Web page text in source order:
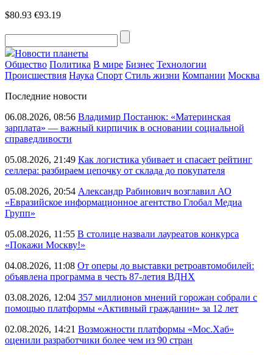
$80.93 €93.19
Новости планеты
Общество Политика В мире Бизнес Технологии
Происшествия Наука Спорт Стиль жизни Компании Москва
Последние новости
06.08.2026, 08:56 Владимир Постанюк: «Материнская
зарплата» — важный кирпичик в основании социальной
справедливости
05.08.2026, 21:49 Как логистика убивает и спасает рейтинг
селлера: разбираем цепочку от склада до покупателя
05.08.2026, 20:54 Александр Рабинович возглавил АО
«Евразийское информационное агентство Глобал Медиа
Групп»
05.08.2026, 11:55 В столице назвали лауреатов конкурса
«Покажи Москву!»
04.08.2026, 11:08 От оперы до выставки ретроавтомобилей:
объявлена программа в честь 87-летия ВДНХ
03.08.2026, 12:04 357 миллионов мнений горожан собрали с
помощью платформы «Активный гражданин» за 12 лет
02.08.2026, 14:21 Возможности платформы «Мос.Хаб»
оценили разработчики более чем из 90 стран